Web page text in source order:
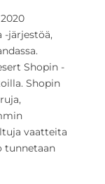
-järjestöä,
Shopin -
Shopin
vaatteita
tunnetaan